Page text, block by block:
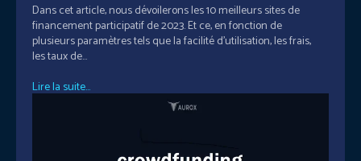
Dans cet article, nous dévoilerons les 10 meilleurs sites de
financement participatif de 2023. Et ce, en fonction de
plusieurs paramètres tels que la facilité d'utilisation, les frais,
les taux de...
Lire la suite...